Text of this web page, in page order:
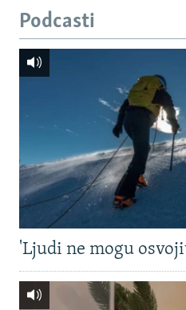
Podcasti
'Ljudi ne mogu